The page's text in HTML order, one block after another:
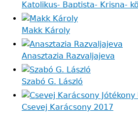
Katolikus- Baptista- Krisna-
Makk Károly
Anasztazia Razvaljajeva
Szabó G. László
Csevej Karácsony 2017